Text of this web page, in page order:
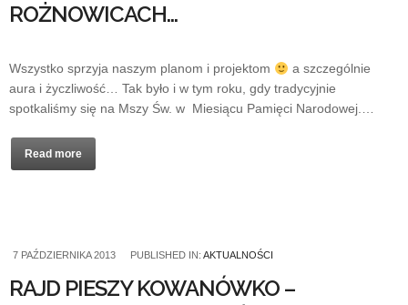
ROŻNOWICACH…
Wszystko sprzyja naszym planom i projektom
a szczególnie
aura i życzliwość… Tak było i w tym roku, gdy tradycyjnie
spotkaliśmy się na Mszy Św. w Miesiącu Pamięci Narodowej.…
Read more
7 PAŹDZIERNIKA 2013 PUBLISHED IN: AKTUALNOŚCI
RAJD PIESZY KOWANÓWKO –